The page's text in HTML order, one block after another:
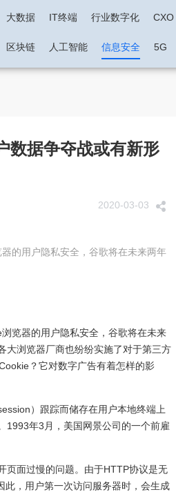
大数据 IT终端 行业数字化 CXO
区块链 人工智能 信息安全 5G
数据争夺战或有新形
2020-03-03
的用户隐私安全，谷歌将在未来两年
览器的用户隐私安全，谷歌将在未来
大浏览器厂商也纷纷实施了对于第三方
？它对数字广告有着怎样的影
）跟踪而储存在用户本地终端上
1993年3月，美国网景公司的一个前雇
页面过慢的问题。由于HTTP协议是无
，用户第一次访问服务器时，会生成